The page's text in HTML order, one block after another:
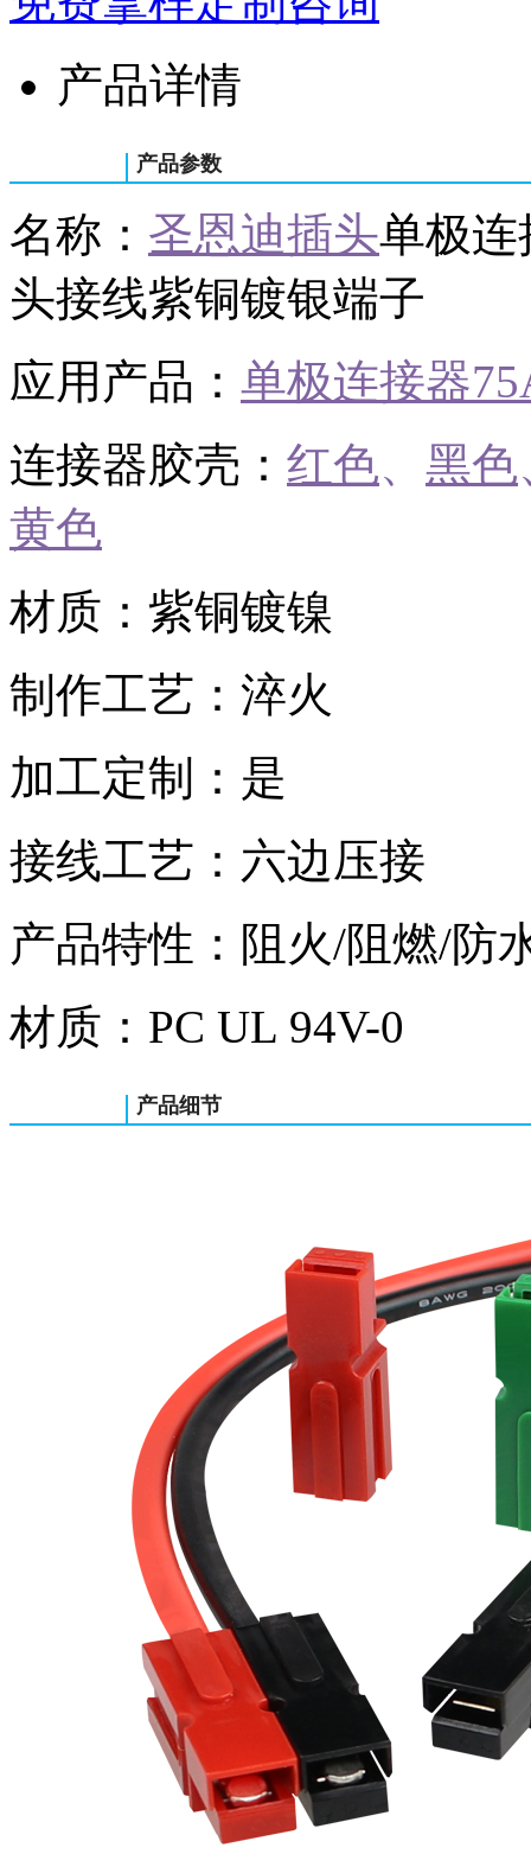
产品详情
产品参数
名称： 圣恩迪插头单极连
头接线紫铜镀银端子
应用产品： 单极连接器
连接器胶壳： 红色、 黑色
黄色
材质：紫铜镀镍
制作工艺：淬火
加工定制：是
接线工艺：六边压接
产品特性：阻火/阻燃/防
材质：PC UL 94V-0
产品细节